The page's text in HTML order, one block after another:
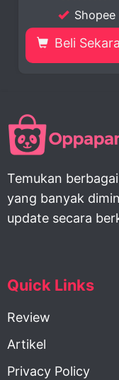
Shopee
Beli Sekarang
Temukan
yang banyak
update secara
Quick Links
Review
Artikel
Privacy Policy